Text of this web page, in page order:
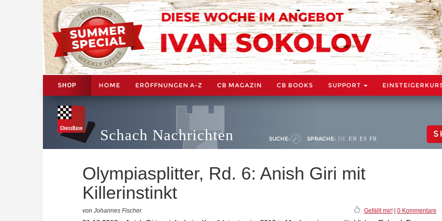
SHOP HOME ERÖFFNUNGEN A-Z CB MAGAZIN CB BOOKS SUPPORT
Schach Nachrichten SUCHE: SPRACHE: DE EN ES FR
Olympiasplitter, Rd. 6: Anish Giri mit
Killerinstinkt
von Johannes Fischer Gefällt mir!| 0 Kommentare